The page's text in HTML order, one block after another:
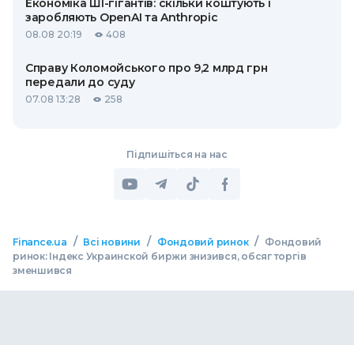
Економіка ШІ-гігантів: скільки коштують і
заробляють OpenAI та Anthropic
08.08 20:19 408
Справу Коломойського про 9,2 млрд грн
передали до суду
07.08 13:28 258
Підпишіться на нас
Finance.ua / Всі новини / Фондовий ринок / Фондовий
ринок: Індекс Украинской биржи знизився, обсяг торгів
зменшився